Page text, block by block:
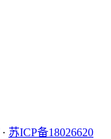
· 苏ICP备18026620